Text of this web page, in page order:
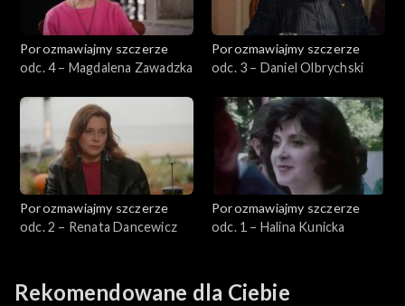
Porozmawiajmy szczerze
odc. 4 – Magdalena Zawadzka
Porozmawiajmy szczerze
odc. 3 – Daniel Olbrychski
Porozmawiajmy szczerze
odc. 2 – Renata Dancewicz
Porozmawiajmy szczerze
odc. 1 – Halina Kunicka
Rekomendowane dla Ciebie